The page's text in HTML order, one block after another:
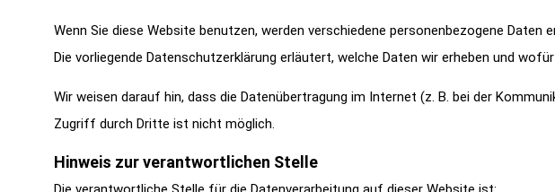
Wenn Sie diese Website benutzen, werden verschiedene personenbezogene
Die vorliegende Datenschutzerklärung erläutert, welche Daten wir erheben und
Wir weisen darauf hin, dass die Datenübertragung im Internet (z. B. bei der
Zugriff durch Dritte ist nicht möglich.
Hinweis zur verantwortlichen Stelle